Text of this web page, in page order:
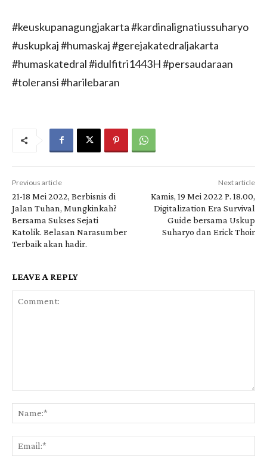
#keuskupanagungjakarta #kardinalignatiussuharyo
#uskupkaj #humaskaj #gerejakatedraljakarta
#humaskatedral #idulfitri1443H #persaudaraan
#toleransi #harilebaran
Previous article
21-18 Mei 2022, Berbisnis di
Jalan Tuhan, Mungkinkah?
Bersama Sukses Sejati
Katolik. Belasan Narasumber
Terbaik akan hadir.
Next article
Kamis, 19 Mei 2022 P. 18.00,
Digitalization Era Survival
Guide bersama Uskup
Suharyo dan Erick Thoir
LEAVE A REPLY